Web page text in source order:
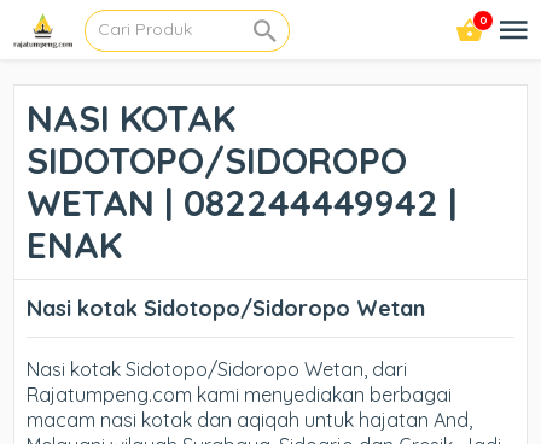
0
NASI KOTAK
SIDOTOPO/SIDOROPO
WETAN | 082244449942 |
ENAK
Nasi kotak Sidotopo/Sidoropo Wetan
Nasi kotak Sidotopo/Sidoropo Wetan, dari
Rajatumpeng.com kami menyediakan berbagai
macam nasi kotak dan aqiqah untuk hajatan And,